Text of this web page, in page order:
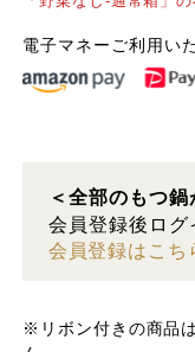
電子マネーご利用い
＜全部のもつ鍋
会員登録後ログ
会員登録はこち
※リボン付きの商品